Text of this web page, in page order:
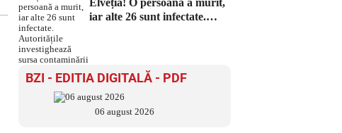
Elveția! O persoană a murit,
iar alte 26 sunt infectate.
BZI - EDITIA DIGITALĂ - PDF
06 august 2026